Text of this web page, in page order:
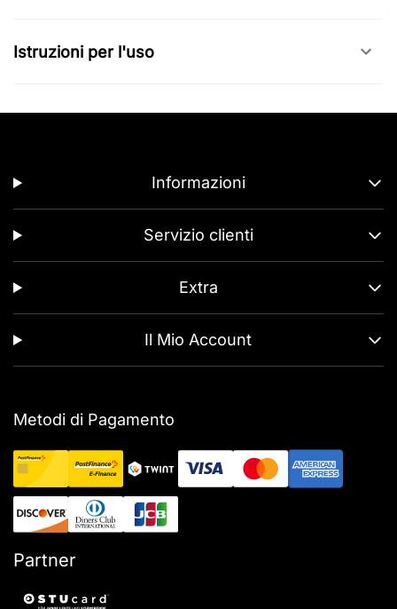
Istruzioni per l'uso
Informazioni
Servizio clienti
Extra
Il Mio Account
Metodi di Pagamento
Partner